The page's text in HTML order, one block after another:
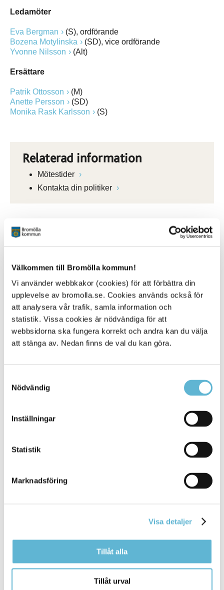
Välkommen till Bromölla kommun!
Vi använder webbkakor (cookies) för att förbättra din
upplevelse av bromolla.se. Cookies används också för
att analysera vår trafik, samla information och
statistik. Vissa cookies är nödvändiga för att
webbsidorna ska fungera korrekt och andra kan du välja
att stänga av. Nedan finns de val du kan göra.
Nödvändig
Inställningar
Statistik
Marknadsföring
Visa detaljer
Tillåt alla
Tillåt urval
Ledamöter
Eva Bergman
(S), ordförande
Bozena Motylinska
(SD), vice ordförande
Yvonne Nilsson
(Alt)
Ersättare
Patrik Ottosson
(M)
Anette Persson
(SD)
Monika Rask Karlsson
(S)
Relaterad information
Mötestider
Kontakta din politiker
Överförmyndarhandläggare
Storgatan 48
Box 18, 295 21 Bromölla
0456-82 21 20
overformyndaren@bromolla.se
Ida Svensson
Överförmyndarhandläggare
Storgatan 48